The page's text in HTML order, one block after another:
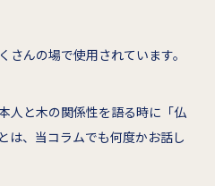
んの場で使用されています。
人と木の関係性を語る時に「仏
は、当コラムでも何度かお話し